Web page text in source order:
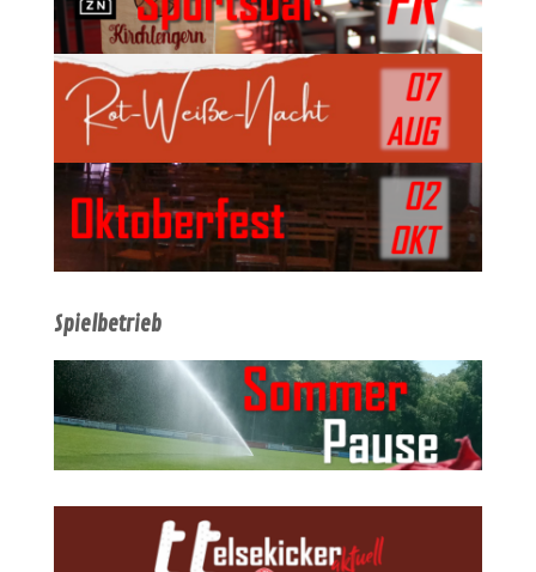
Spielbetrieb